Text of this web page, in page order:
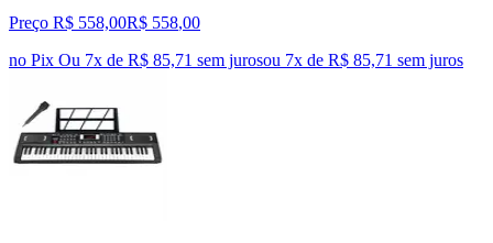
Preço R$ 558,00R$ 558,00
no Pix Ou 7x de R$ 85,71 sem jurosou 7x de R$ 85,71 sem juros